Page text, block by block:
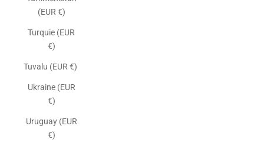
(EUR €)
Turquie (EUR
€)
Tuvalu (EUR €)
Ukraine (EUR
€)
Uruguay (EUR
€)